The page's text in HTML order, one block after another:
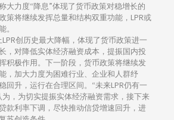
大力度“降息”体现了货币政策对稳增长的
策将继续发挥总量和结构双重功能，LPR或
。
创历史最大降幅，体现了货币政策进一
，对降低实体经济融资成本，提振国内投
积极作用。下一阶段，货币政策将继续发
，加大力度为困难行业、企业和人群纾
回升，运行在合理区间。“未来LPR仍有一
，为切实提振实体经济融资需求，接下来
款利率下调，尽快推动信贷增速回升，进